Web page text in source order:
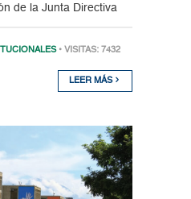
de la Junta Directiva
• VISITAS: 7432
LEER MÁS